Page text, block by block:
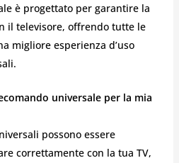
è progettato per garantire la
il televisore, offrendo tutte le
migliore esperienza d’uso
universale per la mia
possono essere
correttamente con la tua TV,